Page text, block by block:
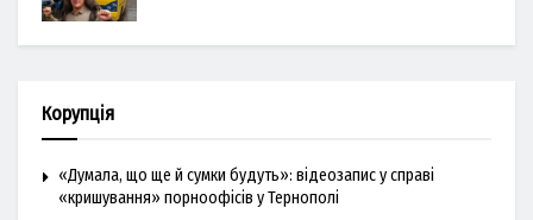
Корупція
«Думала, що ще й сумки будуть»: відеозапис у справі
«кришування» порноофісів у Тернополі